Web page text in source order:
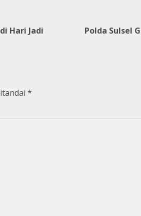
Hari Jadi
Polda Sulsel
*